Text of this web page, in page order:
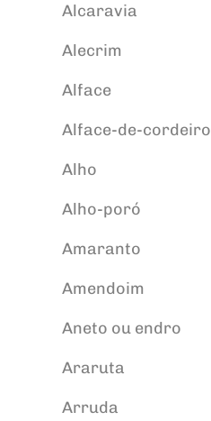
Alcaravia
Alecrim
Alface
Alface-de-cordeiro
Alho
Alho-poró
Amaranto
Amendoim
Aneto ou endro
Araruta
Arruda